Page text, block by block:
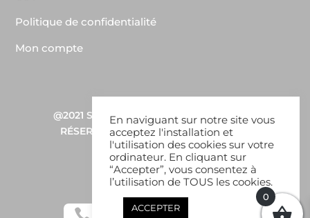
Politique de confidentialité
Mon compte
@2021 SDW CONSULTING –TOUS DROITS
RÉSERVÉS – BABOUN COPYRIGHTS ©

En naviguant sur notre site vous
acceptez l'installation et
l'utilisation des cookies sur votre
ordinateur. En cliquant sur
“Accepter”, vous consentez à
l’utilisation de TOUS les cookies.
ACCEPTER
0